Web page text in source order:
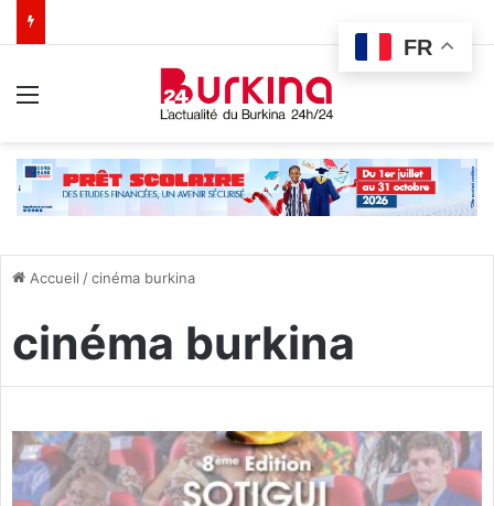
Accueil /cinéma burkina
cinéma burkina
FR